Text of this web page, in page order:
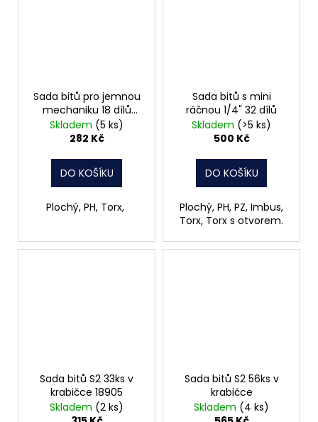
Sada bitů pro jemnou
mechaniku 18 dílů
B20557
Skladem (5 ks)
282 Kč
DO KOŠÍKU
Plochý, PH, Torx,
Sada bitů s mini
ráčnou 1/4" 32 dílů
Skladem (>5 ks)
500 Kč
DO KOŠÍKU
Plochý, PH, PZ, Imbus,
Torx, Torx s otvorem.
Sada bitů S2 33ks v
krabičce 18905
Skladem (2 ks)
Sada bitů S2 56ks v
krabičce
Skladem (4 ks)